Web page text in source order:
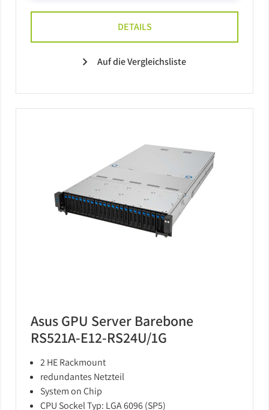
DETAILS
Auf die Vergleichsliste
Asus GPU Server Barebone
RS521A-E12-RS24U/1G
2 HE Rackmount
redundantes Netzteil
System on Chip
CPU Sockel Typ: LGA 6096 (SP5)